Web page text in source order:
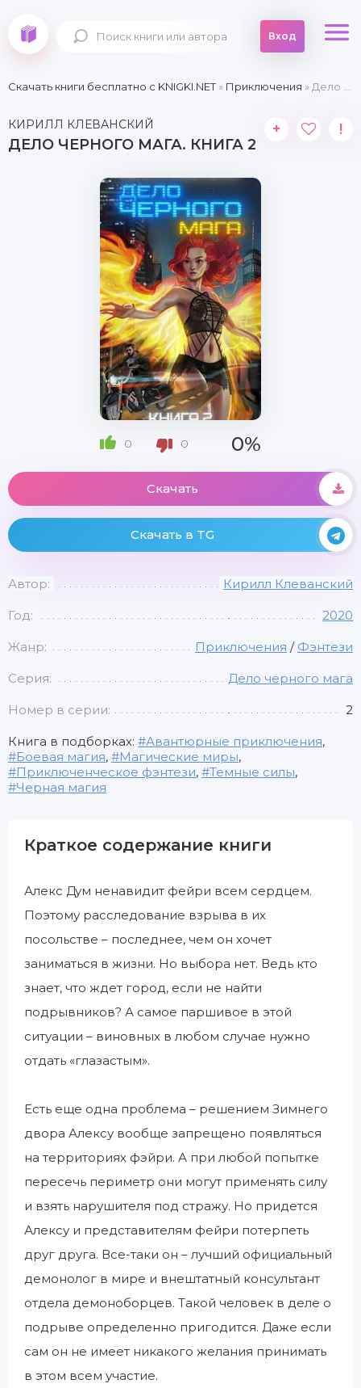
Вход
Скачать книги бесплатно c KNIGKI.NET» Приключения » Дело черного мага. Книга 2
КИРИЛЛ КЛЕВАНСКИЙ
ДЕЛО ЧЕРНОГО МАГА. КНИГА 2
+ !
0 0 0%
Скачать
Скачать в TG
Автор: Кирилл Клеванский
Год: 2020
Жанр: Приключения / Фэнтези
Серия: Дело черного мага
Номер в серии: 2
Книга в подборках: Авантюрные приключения,
Боевая магия, Магические миры,
Приключенческое фэнтези, Темные силы,
Черная магия
Краткое содержание книги
Алекс Дум ненавидит фейри всем сердцем.
Поэтому расследование взрыва в их
посольстве – последнее, чем он хочет
заниматься в жизни. Но выбора нет. Ведь кто
знает, что ждет город, если не найти
подрывников? А самое паршивое в этой
ситуации – виновных в любом случае нужно
отдать «глазастым».
Есть еще одна проблема – решением Зимнего
двора Алексу вообще запрещено появляться
на территориях фэйри. А при любой попытке
пересечь периметр они могут применять силу
и взять нарушителя под стражу. Но придется
Алексу и представителям фейри потерпеть
друг друга. Все-таки он – лучший официальный
демонолог в мире и внештатный консультант
отдела демоноборцев. Такой человек в деле о
подрыве определенно пригодится. Даже если
сам он не имеет никакого желания принимать
в этом всем участие.